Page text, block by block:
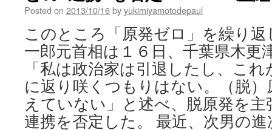
dead
via
Reuters
Posted on 2013/10/16byyukimiyamotodepaul
このところ「原発ゼロ」を繰り
一郎元首相は１６日、千葉県木更
「私は政治家は引退したし、こ
に返り咲くつもりはない。（脱
えていない」と述べ、脱原発を
連携を否定した。 最近、次男の